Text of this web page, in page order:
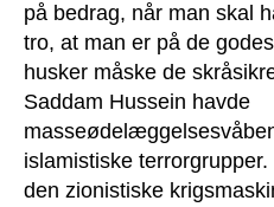
på bedrag, når man skal
tro, at man er på de
husker måske de
Saddam Hussein havde
islamistiske
den zionistiske